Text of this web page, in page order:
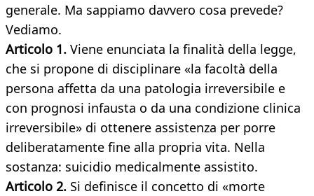
generale. Ma sappiamo davvero cosa prevede?
Vediamo.
Articolo 1. Viene enunciata la finalità della legge,
che si propone di disciplinare «la facoltà della
persona affetta da una patologia irreversibile e
con prognosi infausta o da una condizione clinica
irreversibile» di ottenere assistenza per porre
deliberatamente fine alla propria vita. Nella
sostanza: suicidio medicalmente assistito.
Articolo 2. Si definisce il concetto di «morte